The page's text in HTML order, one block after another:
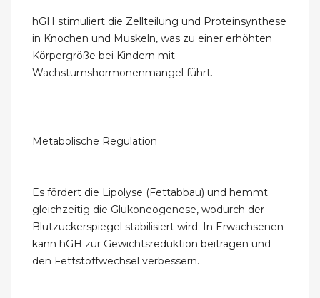
hGH stimuliert die Zellteilung und Proteinsynthese
in Knochen und Muskeln, was zu einer erhöhten
Körpergröße bei Kindern mit
Wachstumshormonenmangel führt.
Metabolische Regulation
Es fördert die Lipolyse (Fettabbau) und hemmt
gleichzeitig die Glukoneogenese, wodurch der
Blutzuckerspiegel stabilisiert wird. In Erwachsenen
kann hGH zur Gewichtsreduktion beitragen und
den Fettstoffwechsel verbessern.